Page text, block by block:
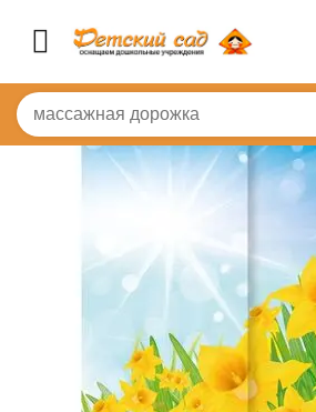
Главная / МУЗЫКАЛЬНЫЙ ЗАЛ